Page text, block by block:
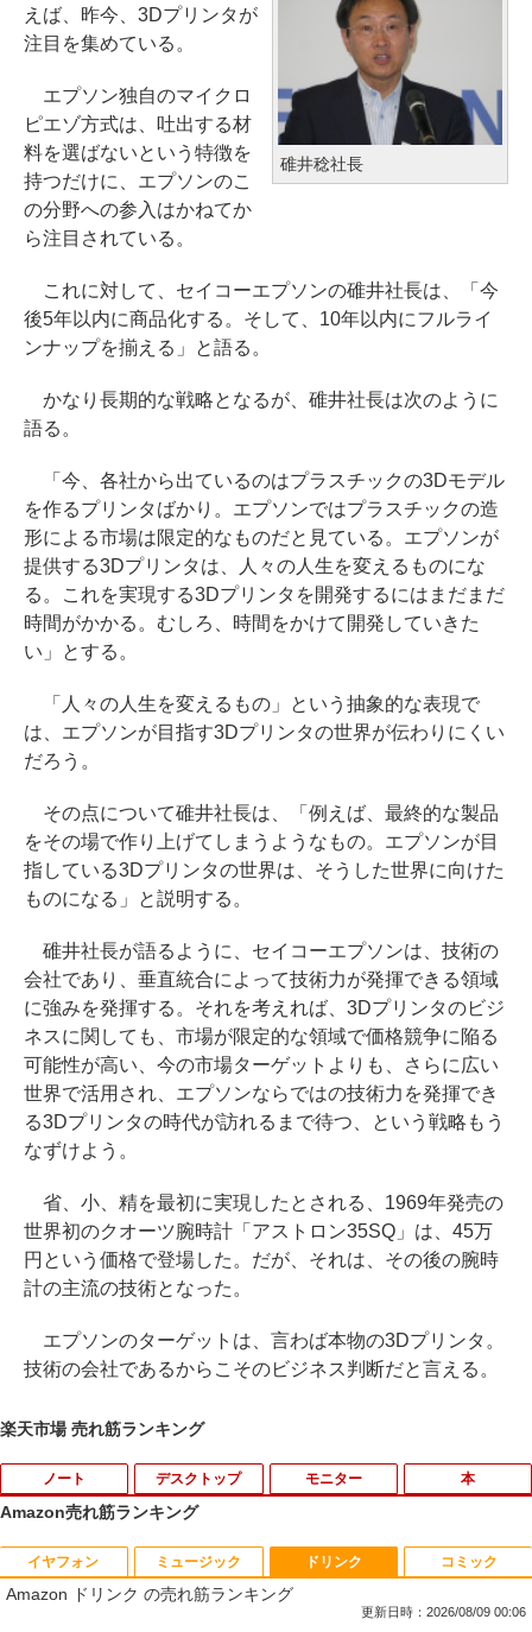
碓井稔社長
えば、昨今、3Dプリンタが
注目を集めている。
エプソン独自のマイクロ
ピエゾ方式は、吐出する材
料を選ばないという特徴を
持つだけに、エプソンのこ
の分野への参入はかねてか
ら注目されている。
これに対して、セイコーエプソンの碓井社長は、「今
後5年以内に商品化する。そして、10年以内にフルライ
ンナップを揃える」と語る。
かなり長期的な戦略となるが、碓井社長は次のように
語る。
「今、各社から出ているのはプラスチックの3Dモデル
を作るプリンタばかり。エプソンではプラスチックの造
形による市場は限定的なものだと見ている。エプソンが
提供する3Dプリンタは、人々の人生を変えるものにな
る。これを実現する3Dプリンタを開発するにはまだまだ
時間がかかる。むしろ、時間をかけて開発していきた
い」とする。
「人々の人生を変えるもの」という抽象的な表現で
は、エプソンが目指す3Dプリンタの世界が伝わりにくい
だろう。
その点について碓井社長は、「例えば、最終的な製品
をその場で作り上げてしまうようなもの。エプソンが目
指している3Dプリンタの世界は、そうした世界に向けた
ものになる」と説明する。
碓井社長が語るように、セイコーエプソンは、技術の
会社であり、垂直統合によって技術力が発揮できる領域
に強みを発揮する。それを考えれば、3Dプリンタのビジ
ネスに関しても、市場が限定的な領域で価格競争に陥る
可能性が高い、今の市場ターゲットよりも、さらに広い
世界で活用され、エプソンならではの技術力を発揮でき
る3Dプリンタの時代が訪れるまで待つ、という戦略もう
なずけよう。
省、小、精を最初に実現したとされる、1969年発売の
世界初のクオーツ腕時計「アストロン35SQ」は、45万
円という価格で登場した。だが、それは、その後の腕時
計の主流の技術となった。
エプソンのターゲットは、言わば本物の3Dプリンタ。
技術の会社であるからこそのビジネス判断だと言える。
楽天市場 売れ筋ランキング
ノート デスクトップ モニター 本
1 音羽美奈写真集（仮） [ 音羽美奈 ]
Amazon売れ筋ランキング
イヤフォン ミュージック ドリンク
Amazon ドリンク の売れ筋ランキング
更新日時：2026/08/09 00:06
コミック